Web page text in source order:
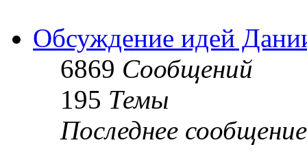
Обсуждение идей
6869 Сообщений
195 Темы
Последнее сообщение